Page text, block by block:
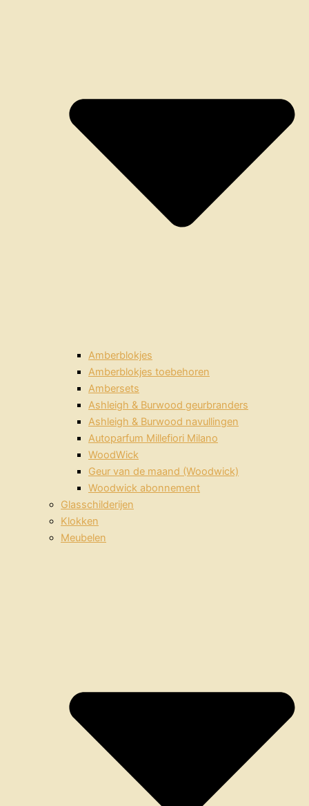
Amberblokjes
Amberblokjes toebehoren
Ambersets
Ashleigh & Burwood geurbranders
Ashleigh & Burwood navullingen
Autoparfum Millefiori Milano
WoodWick
Geur van de maand (Woodwick)
Woodwick abonnement
Glasschilderijen
Klokken
Meubelen